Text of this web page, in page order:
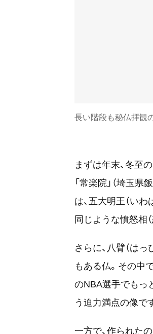
長い階段も秘仏拝観
まずは年末、冬至
「常楽院」（埼玉
は、五大明王（い
同じような憤怒相
さらに、八臂（は
もある仏。 その中
のNBA選手でもっ
う迫力満点の像で
一方で、作られた